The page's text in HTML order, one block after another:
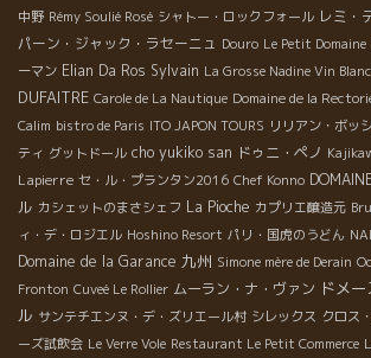
中野 Rémy Soulié Rosé シャトー・ロックフォール レミ・
パーン・ジャック・ラセーニュ Douro Le Petit Domaine
ーマン Elian Da Ros Sylvain La Grosse Nadine Vin
DUFAITRE Carole de La Nautique Domaine de la
Calim bistro de Paris ITO JAPON TOURS リリアン・ボッ
ティ グットドール cho yukiko san ドゥニ・ペノ
Lapierre セ・ル・プランタン2016 Chef Konno
ル カシェットのまさシェフ La Pioche カプリエ醸造元
ィ・デ・ロジエル Hoshino Resort パリ・国虎のうどん
Domaine de la Garance 九州 Simone mère de Derain
Fronton Cuveé Le Rollier ムーラン・ナ・ヴァン ドメ
ル サンテチエンヌ・デ・ズリエール村 シレックス クロス
ーズ試飲会 Le Verre Vole Restaurant Le Petit Commerce